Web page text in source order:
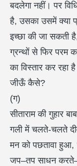
बदलेगा नहीं। पर
है, उसका उसमें क्या
इच्छा की जा सकती
ग्रन्थों से फिर परम
का विस्तार कर रहा
जीऊँ कैसे?
(ग)
सीताराम की गुहार
गली में चलते-चलते
मन को पछतावा हुआ,
जप–तप साधन